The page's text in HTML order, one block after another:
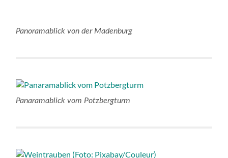
Panoramablick von der Madenburg
Panaramablick vom Potzbergturm